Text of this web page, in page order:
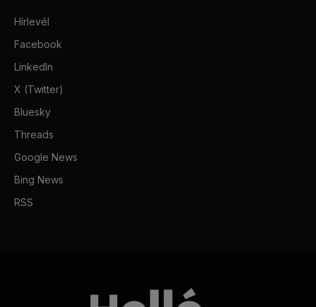
Hírlevél
Facebook
LinkedIn
X (Twitter)
Bluesky
Threads
Google News
Bing News
RSS